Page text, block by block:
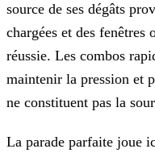
source de ses dégâts
chargées et des fenêtres
réussie. Les combos
maintenir la pression et
ne constituent pas la
La parade parfaite joue